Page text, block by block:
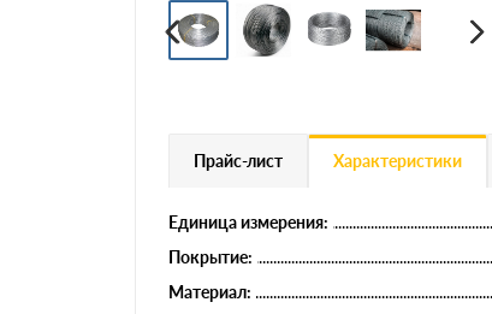
Прайс-лист Характеристики
Единица измерения:
Покрытие:
Материал: